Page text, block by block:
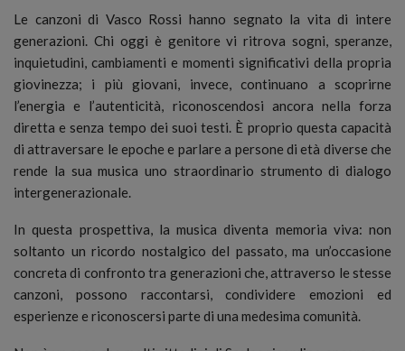
Le canzoni di Vasco Rossi hanno segnato la vita di intere
generazioni. Chi oggi è genitore vi ritrova sogni, speranze,
inquietudini, cambiamenti e momenti significativi della propria
giovinezza; i più giovani, invece, continuano a scoprirne
l’energia e l’autenticità, riconoscendosi ancora nella forza
diretta e senza tempo dei suoi testi. È proprio questa capacità
di attraversare le epoche e parlare a persone di età diverse che
rende la sua musica uno straordinario strumento di dialogo
intergenerazionale.
In questa prospettiva, la musica diventa memoria viva: non
soltanto un ricordo nostalgico del passato, ma un’occasione
concreta di confronto tra generazioni che, attraverso le stesse
canzoni, possono raccontarsi, condividere emozioni ed
esperienze e riconoscersi parte di una medesima comunità.